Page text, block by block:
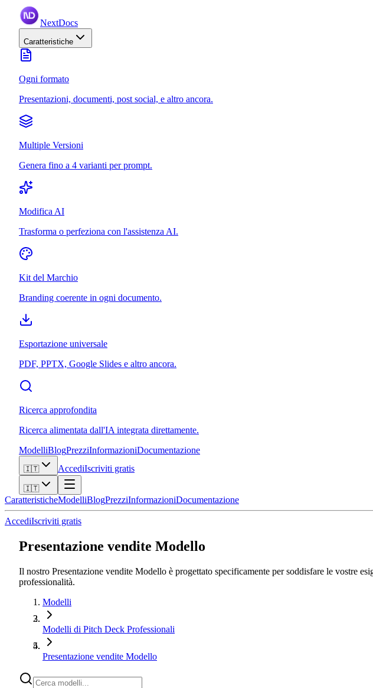
NextDocs
Caratteristiche
Ogni formato
Presentazioni, documenti, post social, e altro ancora.
Multiple Versioni
Genera fino a 4 varianti per prompt.
Modifica AI
Trasforma o perfeziona con l'assistenza AI.
Kit del Marchio
Branding coerente in ogni documento.
Esportazione universale
PDF, PPTX, Google Slides e altro ancora.
Ricerca approfondita
Ricerca alimentata dall'IA integrata direttamente.
ModelliBlogPrezziInformazioniDocumentazione
🇮🇹 AccediIscriviti gratis
🇮🇹
CaratteristicheModelliBlogPrezziInformazioniDocumentazione
AccediIscriviti gratis
Presentazione vendite Modello
Il nostro Presentazione vendite Modello è progettato specificamente per soddisfare le vostre
professionalità.
Modelli
Modelli di Pitch Deck Professionali
Presentazione vendite Modello